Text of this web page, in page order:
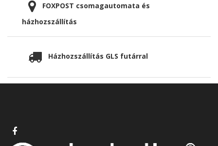
FOXPOST csomagautomata és
házhozszállítás
Házhozszállítás GLS futárral